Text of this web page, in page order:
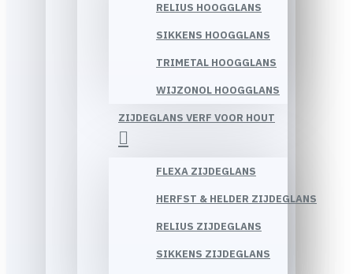
RELIUS HOOGGLANS
SIKKENS HOOGGLANS
TRIMETAL HOOGGLANS
WIJZONOL HOOGGLANS
ZIJDEGLANS VERF VOOR HOUT
FLEXA ZIJDEGLANS
HERFST & HELDER ZIJDEGLANS
RELIUS ZIJDEGLANS
SIKKENS ZIJDEGLANS